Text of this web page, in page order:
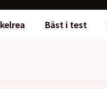
Bäst i test